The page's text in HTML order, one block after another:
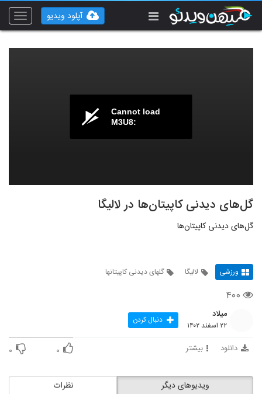
Toggle
آپلود ویدیو
Cannot load
M3U8:
گل‌های دیدنی کاپیتان‌ها در لالیگا
گل‌های دیدنی کاپیتان‌ها
ورزشی لالیگا گلهای دیدنی کاپیتانها
۴۰۰
میلاد
۲۲ اسفند ۱۴۰۲ دنبال کردن
دانلود بیشتر ۰ ۰
نظرات ویدیوهای دیگر